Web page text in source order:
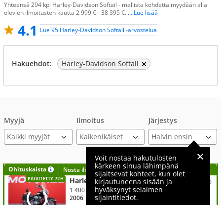
Yhteensä 294 kpl Harley-Davidson Softail - mallista kohdetta myydään alla
olevien ilmoitusten kautta 2 999 € - 38 395 €. ... Lue lisää
4.1 Lue 95 Harley-Davidson Softail -arvostelua
Hakuehdot: Harley-Davidson Softail
Myyjä
Kaikki myyjät
Ilmoitus Järjestys
Voit nostaa hakutulosten
kärkeen sinua lähimpänä
sijaitsevat kohteet, kun olet
kirjautuneena sisään ja
hyväksynyt selaimen
sijaintitiedot.
Ohituskaista Nosta ilmoituksesi tähän?
PÄIVITETTY 72H Harley-Davidson Softail
2006
● 25 tkm● Takaveto